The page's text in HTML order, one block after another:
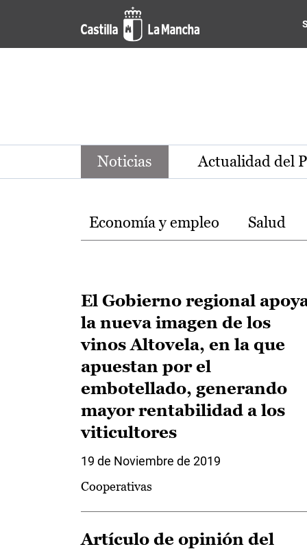
Pasar al contenido principal
Noticias de la región de
Noticias Actualidad del
Temas
Economía y empleo Salud
El Gobierno regional
la nueva imagen de los
vinos Altovela, en la que
apuestan por el
embotellado, generando
mayor rentabilidad a los
viticultores
19 de Noviembre de 2019
Cooperativas
Artículo de opinión del